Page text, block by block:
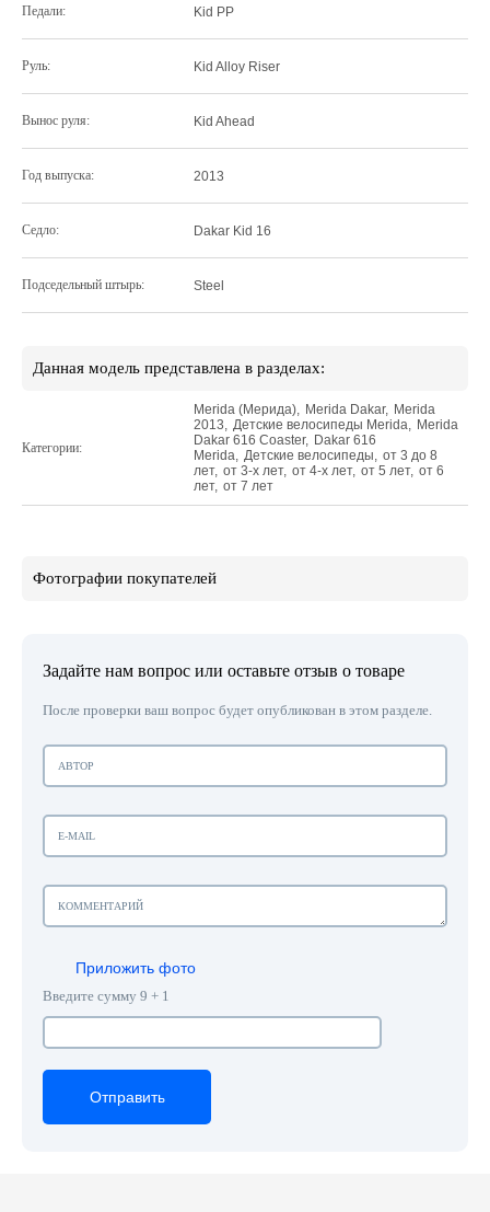
Педали: Kid PP
Руль: Kid Alloy Riser
Вынос руля: Kid Ahead
Год выпуска: 2013
Седло: Dakar Kid 16
Подседельный штырь: Steel
Данная модель представлена в разделах:
Категории:
Merida (Мерида), Merida Dakar, Merida
2013, Детские велосипеды Merida, Merida
Dakar 616 Coaster, Dakar 616
Merida, Детские велосипеды, от 3 до 8
лет, от 3-х лет, от 4-х лет, от 5 лет, от 6
лет, от 7 лет
Фотографии покупателей
Задайте нам вопрос или оставьте отзыв о товаре
После проверки ваш вопрос будет опубликован в этом разделе.
Приложить фото
Введите сумму 9 + 1
Отправить
Отправить
Отправить